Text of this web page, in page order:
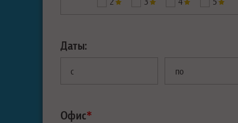
Даты:
с по
Офис*